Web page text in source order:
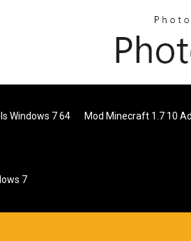
Windows 7 64 Mod Minecraft 1.7 10
7